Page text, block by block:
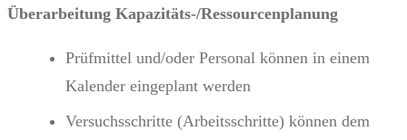
Überarbeitung Kapazitäts-/Ressourcenplanung
Prüfmittel und/oder Personal können in einem
Kalender eingeplant werden
Versuchsschritte (Arbeitsschritte) können dem